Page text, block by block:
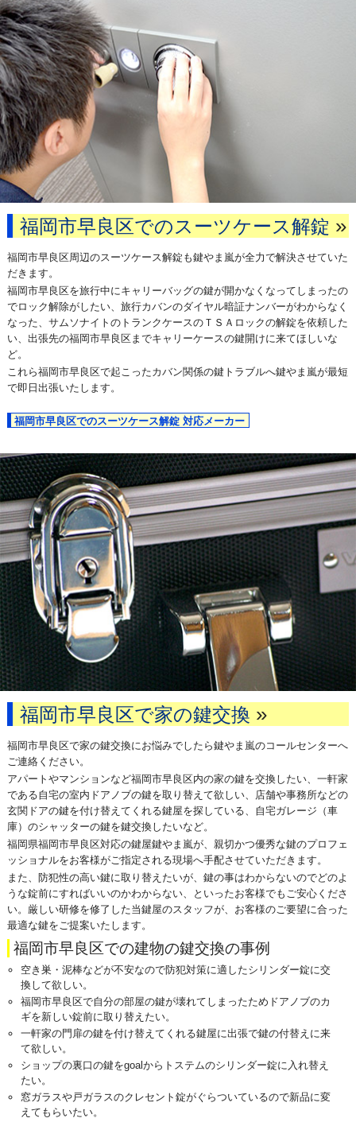
福岡市早良区でのスーツケース解錠 »
福岡市早良区周辺のスーツケース解錠も鍵やま嵐が全力で解決させていた
だきます。
福岡市早良区を旅行中にキャリーバッグの鍵が開かなくなってしまったの
でロック解除がしたい、旅行カバンのダイヤル暗証ナンバーがわからなく
なった、サムソナイトのトランクケースのＴＳＡロックの解錠を依頼した
い、出張先の福岡市早良区までキャリーケースの鍵開けに来てほしいな
ど。
これら福岡市早良区で起こったカバン関係の鍵トラブルへ鍵やま嵐が最短
で即日出張いたします。
福岡市早良区でのスーツケース解錠 対応メーカー
福岡市早良区で家の鍵交換 »
福岡市早良区で家の鍵交換にお悩みでしたら鍵やま嵐のコールセンターへ
ご連絡ください。
アパートやマンションなど福岡市早良区内の家の鍵を交換したい、一軒家
である自宅の室内ドアノブの鍵を取り替えて欲しい、店舗や事務所などの
玄関ドアの鍵を付け替えてくれる鍵屋を探している、自宅ガレージ（車
庫）のシャッターの鍵を鍵交換したいなど。
福岡県福岡市早良区対応の鍵屋鍵やま嵐が、親切かつ優秀な鍵のプロフェ
ッショナルをお客様がご指定される現場へ手配させていただきます。
また、防犯性の高い鍵に取り替えたいが、鍵の事はわからないのでどのよ
うな錠前にすればいいのかわからない、といったお客様でもご安心くださ
い。厳しい研修を修了した当鍵屋のスタッフが、お客様のご要望に合った
最適な鍵をご提案いたします。
福岡市早良区での建物の鍵交換の事例
空き巣・泥棒などが不安なので防犯対策に適したシリンダー錠に交
換して欲しい。
福岡市早良区で自分の部屋の鍵が壊れてしまったためドアノブのカ
ギを新しい錠前に取り替えたい。
一軒家の門扉の鍵を付け替えてくれる鍵屋に出張で鍵の付替えに来
て欲しい。
ショップの裏口の鍵をgoalからトステムのシリンダー錠に入れ替え
たい。
窓ガラスや戸ガラスのクレセント錠がぐらついているので新品に変
えてもらいたい。